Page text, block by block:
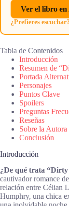
Ver el libro
¿Prefieres
Tabla de Contenidos
Introducción
Resumen de
Portada
Personajes
Puntos Clave
Spoilers
Preguntas
Reseñas
Sobre la Autora
Conclusión
Introducción
¿De qué trata “Dirty
cautivador romance
relación entre Célian
Humphry, una chica